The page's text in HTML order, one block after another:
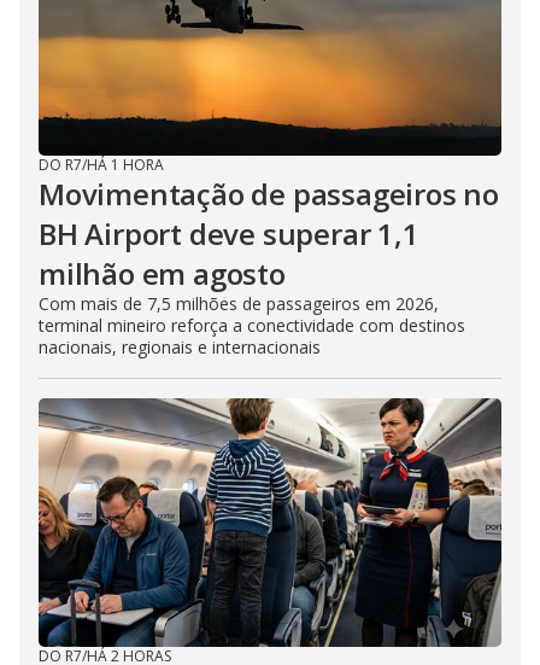
DO R7/HÁ 1 HORA
Movimentação de passageiros no
BH Airport deve superar 1,1
milhão em agosto
Com mais de 7,5 milhões de passageiros em 2026,
terminal mineiro reforça a conectividade com destinos
nacionais, regionais e internacionais
DO R7/HÁ 2 HORAS